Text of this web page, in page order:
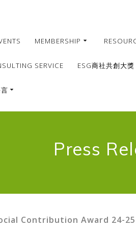
MEMBERSHIP
SERVICE ESG商社共創大
繁體
Press
Contribution Award 24-25